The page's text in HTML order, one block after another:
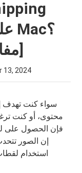
13, 2024
سواء كنت تهدف
محتوى، أو كنت
فإن الحصول على
إن الصور
استخدام